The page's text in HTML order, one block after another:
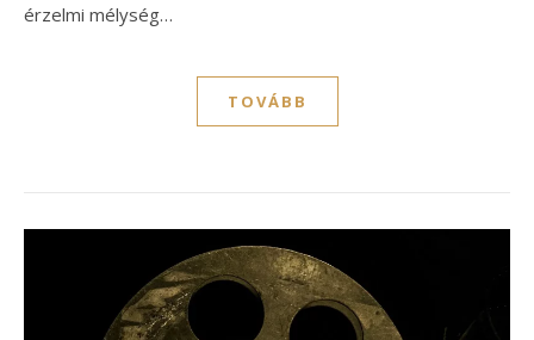
érzelmi mélység…
TOVÁBB